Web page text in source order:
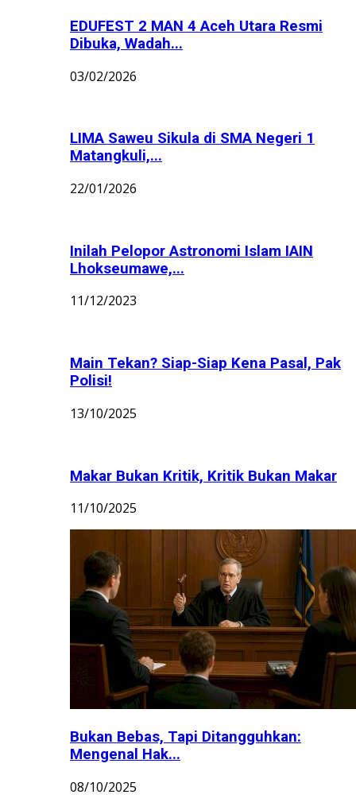
EDUFEST 2 MAN 4 Aceh Utara Resmi
Dibuka, Wadah...
03/02/2026
LIMA Saweu Sikula di SMA Negeri 1
Matangkuli,...
22/01/2026
Inilah Pelopor Astronomi Islam IAIN
Lhokseumawe,...
11/12/2023
Main Tekan? Siap-Siap Kena Pasal, Pak
Polisi!
13/10/2025
Makar Bukan Kritik, Kritik Bukan Makar
11/10/2025
Bukan Bebas, Tapi Ditangguhkan:
Mengenal Hak...
08/10/2025